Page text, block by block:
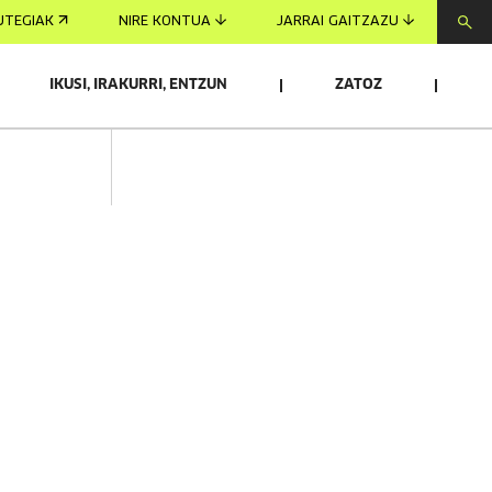
NIRE KONTUA JARRAI GAITZAZU
IKUSI, IRAKURRI, ENTZUN ZATOZ